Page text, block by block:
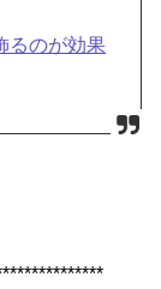
るのが効果